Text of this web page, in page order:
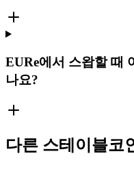
EURe에서 스왑할 때
나요?
다른 스테이블코